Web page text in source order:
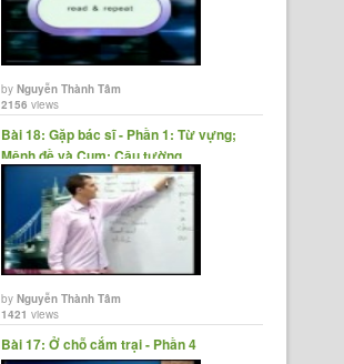
byNguyễn Thành Tâm
2156 views
Bài 18: Gặp bác sĩ - Phần 1: Từ vựng;
Mệnh đề và Cụm; Câu tường......
byNguyễn Thành Tâm
1421 views
Bài 17: Ở chỗ cắm trại - Phần 4